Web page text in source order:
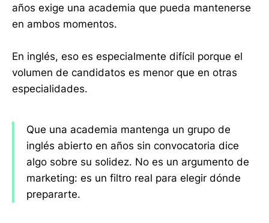
años exige una academia que pueda mantenerse
en ambos momentos.
En inglés, eso es especialmente difícil porque el
volumen de candidatos es menor que en otras
especialidades.
Que una academia mantenga un grupo de
inglés abierto en años sin convocatoria dice
algo sobre su solidez. No es un argumento de
marketing: es un filtro real para elegir dónde
prepararte.